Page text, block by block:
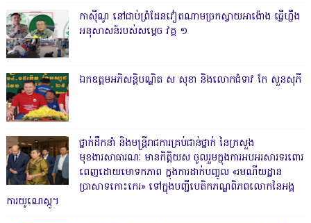
កាសុីណូ នៅជាប់ព្រំដែនវៀតណាមច្រកស្វាយអាង៉ោង ធ្វើហ្នឹង
អនុសាសន៍របស់សម្ដេច វគ្គ ១
ឯកឧត្តមអភិសន្តិបណ្ឌិត ស សុខា និងលោកជំទាវ កែ សួនសុភី
ថ្នាក់ដឹកនាំ និងមន្ត្រីរាជការគ្រប់ជាន់ថ្នាក់ នៃក្រសួង
មុខងារសាធារណៈ មានកិត្តិយស ចូលរួមក្នុងការអបអរសារទរពោរ
ពេញដោយមោទកភាព ក្នុងការដាក់បញ្ចូល «រមណីយដ្ឋាន
ប្រាសាទកោះកេរ» ទៅក្នុងបញ្ជីបេតិកភណ្ឌពិភពលោកនៃអង្គ
ការយូណេស្កូ។